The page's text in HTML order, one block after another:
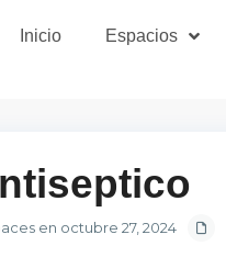
Inicio Espacios
en octubre 27, 2024